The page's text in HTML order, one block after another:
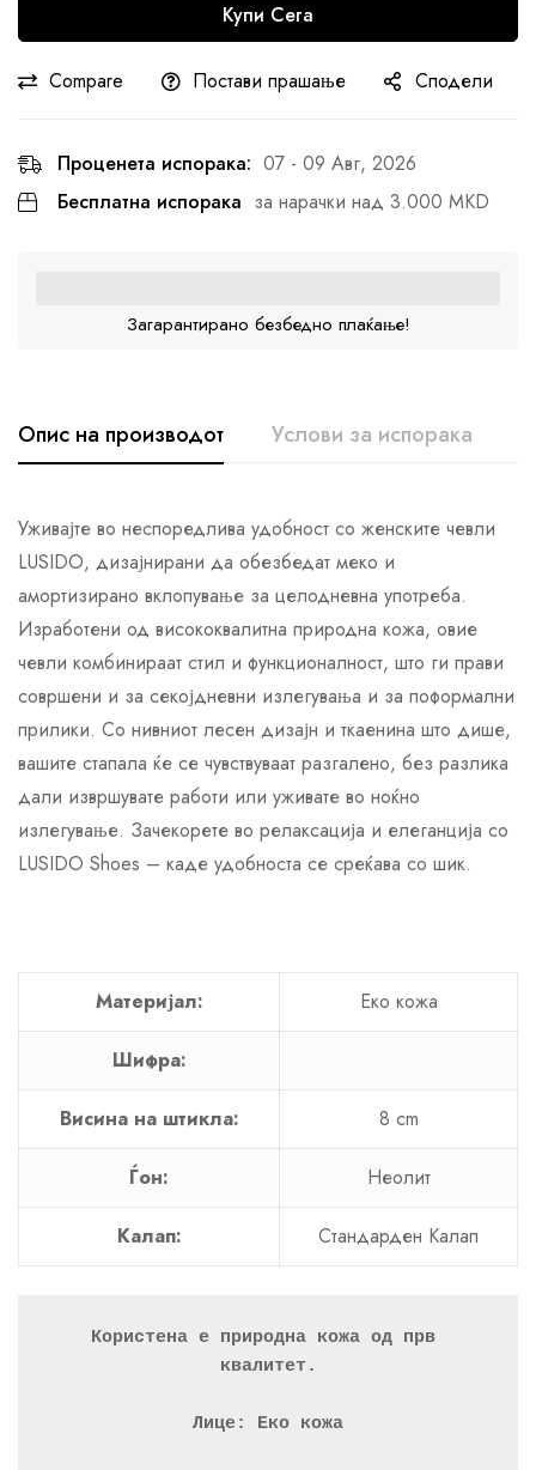
Купи Сега
Compare Постави прашање Сподели
Проценета испорака: 07 - 09 Авг, 2026
Бесплатна испорака за нарачки над 3.000 MKD
Загарантирано безбедно плаќање!
Опис на производот Услови за испорака
Уживајте во неспоредлива удобност со женските чевли
LUSIDO, дизајнирани да обезбедат меко и
амортизирано вклопување за целодневна употреба.
Изработени од висококвалитна природна кожа, овие
чевли комбинираат стил и функционалност, што ги прави
совршени и за секојдневни излегувања и за поформални
прилики. Со нивниот лесен дизајн и ткаенина што дише,
вашите стапала ќе се чувствуваат разгалено, без разлика
дали извршувате работи или уживате во ноќно
излегување. Зачекорете во релаксација и елеганција со
LUSIDO Shoes – каде удобноста се среќава со шик.
Материјал: Еко кожа
Шифра:
Висина на штикла: 8 cm
Ѓон: Неолит
Калап: Стандарден Калап
Користена е природна кожа од прв
квалитет.
Лице: Еко кожа